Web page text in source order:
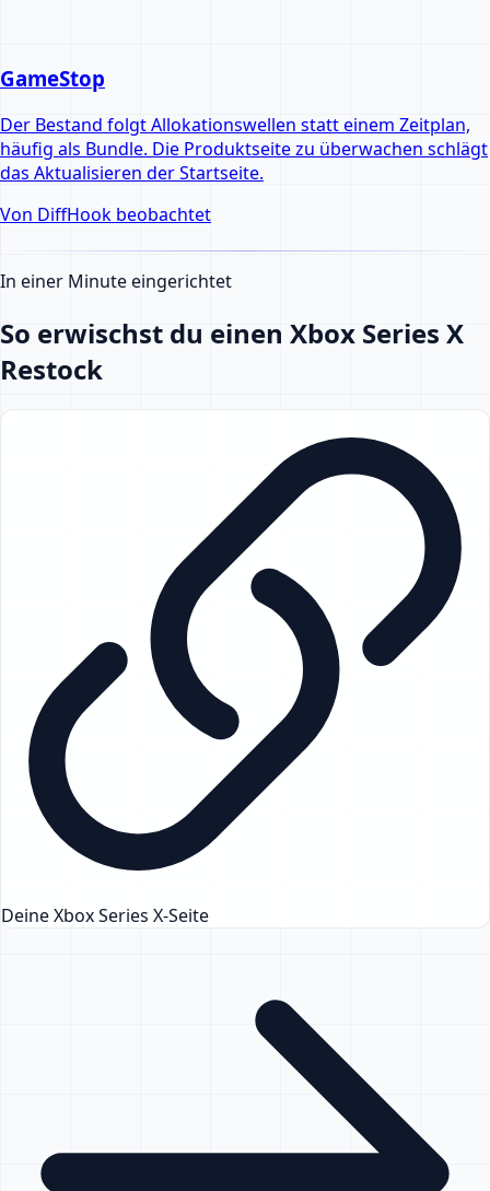
GameStop
Der Bestand folgt Allokationswellen statt einem Zeitplan,
häufig als Bundle. Die Produktseite zu überwachen schlägt
das Aktualisieren der Startseite.
Von DiffHook beobachtet
In einer Minute eingerichtet
So erwischst du einen Xbox Series X
Restock
Deine Xbox Series X-Seite